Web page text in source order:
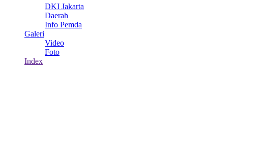
DKI Jakarta
Daerah
Info Pemda
Galeri
Video
Foto
Index